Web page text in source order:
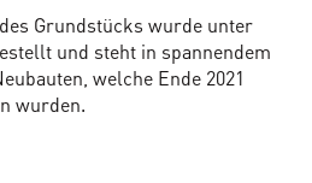
Grundstücks wurde unter
und steht in spannendem
welche Ende 2021
wurden.